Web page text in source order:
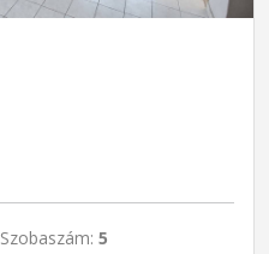
Szobaszám: 5